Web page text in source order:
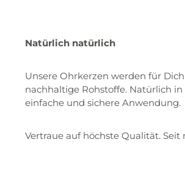
Natürlich natürlich
Unsere Ohrkerzen werden für
nachhaltige Rohstoffe. Natürlich
einfache und sichere Anwendung.
Vertraue auf höchste Qualität.